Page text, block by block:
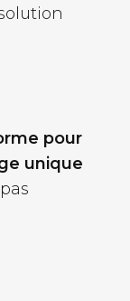
pour
unique